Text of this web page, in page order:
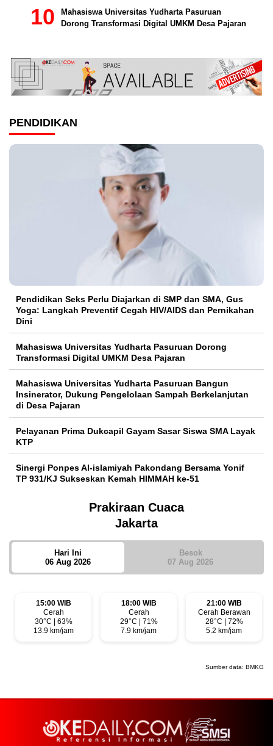
Mahasiswa Universitas Yudharta Pasuruan
Dorong Transformasi Digital UMKM Desa Pajaran
PENDIDIKAN
Pendidikan Seks Perlu Diajarkan di SMP dan SMA, Gus
Yoga: Langkah Preventif Cegah HIV/AIDS dan Pernikahan
Dini
Mahasiswa Universitas Yudharta Pasuruan Dorong
Transformasi Digital UMKM Desa Pajaran
Mahasiswa Universitas Yudharta Pasuruan Bangun
Insinerator, Dukung Pengelolaan Sampah Berkelanjutan
di Desa Pajaran
Pelayanan Prima Dukcapil Gayam Sasar Siswa SMA Layak
KTP
Sinergi Ponpes Al-islamiyah Pakondang Bersama Yonif
TP 931/KJ Sukseskan Kemah HIMMAH ke-51
Prakiraan Cuaca
Jakarta
Hari Ini
06 Aug 2026
Besok
07 Aug 2026
15:00 WIB
Cerah
30°C | 63%
13.9 km/jam
18:00 WIB
Cerah
29°C | 71%
7.9 km/jam
21:00 WIB
Cerah Berawan
28°C | 72%
5.2 km/jam
Sumber data: BMKG